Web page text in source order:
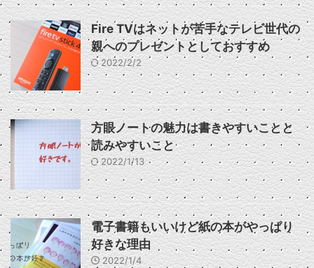
Fire TVはネットが苦手なテレビ世代の
親へのプレゼントとしておすすめ
2022/2/2
方眼ノートの魅力は書きやすいことと
読みやすいこと
2022/1/13
電子書籍もいいけど紙の本がやっぱり
好きな理由
2022/1/4